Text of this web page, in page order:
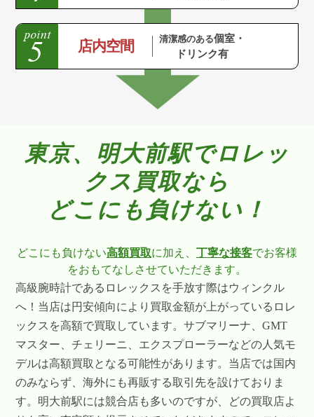
店内空間 清潔感のある個室・
ドリンク有
東京、明大前駅でロレッ
クス買取なら
どこにも負けない！
どこにも負けない高額買取に加え、 丁寧な接客でお客様
をおもてなしさせていただきます。
高級腕時計であるロレックスを手放す際はウィンクル
へ！当店は円安傾向により買取金額が上がっているロレ
ックスを高額で買取しています。サブマリーナ、GMT
マスター、チェリーニ、エクスプローラーなどの人気モ
デルは高額買取となる可能性があります。当店では国内
のみならず、海外にも再販する取引先を設けておりま
す。明大前駅には競合店も多いのですが、どの買取店よ